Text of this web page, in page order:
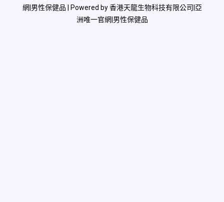
網|男性保健品 | Powered by 香港天龍生物科技有限公司|亞
洲唯一官網|男性保健品